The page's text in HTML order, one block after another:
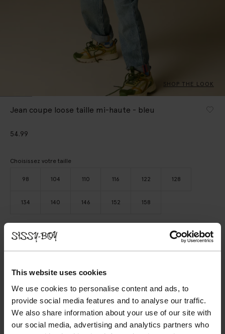
This website uses cookies
We use cookies to personalise content and ads, to
provide social media features and to analyse our traffic.
We also share information about your use of our site with
our social media, advertising and analytics partners who
SHOP THE LOOK
Jean coupe loose taille mi-haute - bleu
54.99
Choisissez votre taille
98 104 110 116 122 128
134 140 146 152 158
Livraison gratuite en magasin
Payer après coup